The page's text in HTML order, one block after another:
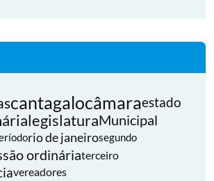
cantagalocâmaraestado
legislaturaMunicipal
rio de janeirosegundo
ordináriaterceiro
vereadores